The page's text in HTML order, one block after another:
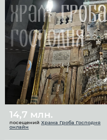
Наши святыни
Новости
Церковный календарь
Храм Гроба
Господня
14,7 млн.
посещений Храма Гроба Господня
онлайн